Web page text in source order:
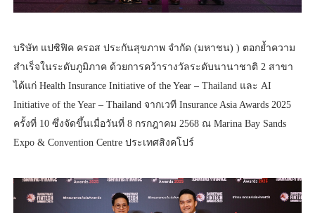
บริษัท แปซิฟิค ครอส ประกันสุขภาพ จำกัด (มหาชน) ) ตอกย้ำความ
สำเร็จในระดับภูมิภาค ด้วยการคว้ารางวัลระดับนานาชาติ 2 สาขา
ได้แก่ Health Insurance Initiative of the Year – Thailand และ AI
Initiative of the Year – Thailand จากเวที Insurance Asia Awards 2025
ครั้งที่ 10 ซึ่งจัดขึ้นเมื่อวันที่ 8 กรกฎาคม 2568 ณ Marina Bay Sands
Expo & Convention Centre ประเทศสิงคโปร์